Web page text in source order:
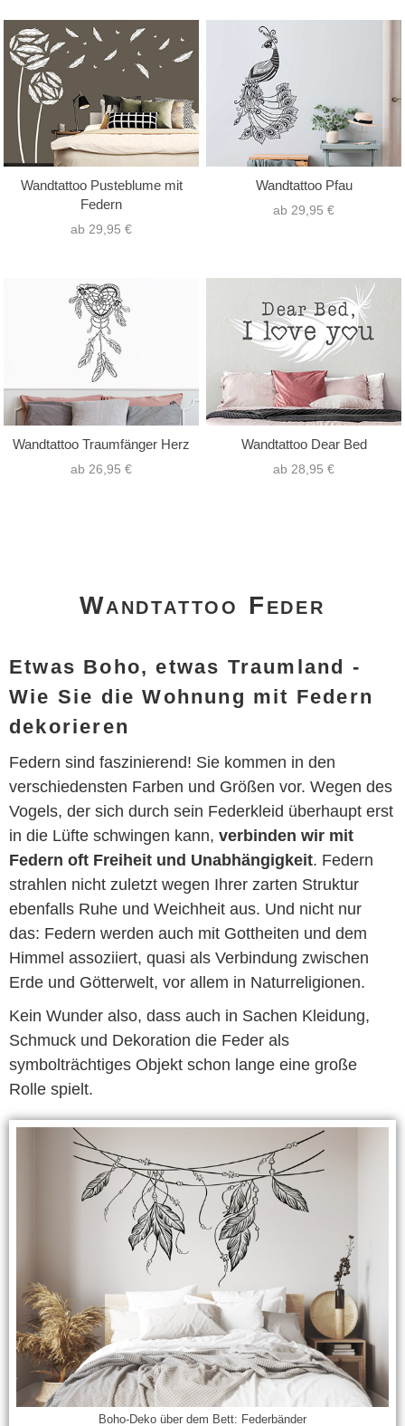
Wandtattoo Feder
Etwas Boho, etwas Traumland -
Wie Sie die Wohnung mit Federn
dekorieren
Federn sind faszinierend! Sie kommen in den
verschiedensten Farben und Größen vor. Wegen des
Vogels, der sich durch sein Federkleid überhaupt erst
in die Lüfte schwingen kann, verbinden wir mit
Federn oft Freiheit und Unabhängigkeit. Federn
strahlen nicht zuletzt wegen Ihrer zarten Struktur
ebenfalls Ruhe und Weichheit aus. Und nicht nur
das: Federn werden auch mit Gottheiten und dem
Himmel assoziiert, quasi als Verbindung zwischen
Erde und Götterwelt, vor allem in Naturreligionen.
Kein Wunder also, dass auch in Sachen Kleidung,
Schmuck und Dekoration die Feder als
symbolträchtiges Objekt schon lange eine große
Rolle spielt.
Boho-Deko über dem Bett: Federbänder
Wandtattoo Pusteblume mit
Federn
ab 29,95 €
Wandtattoo Pfau
ab 29,95 €
Wandtattoo Traumfänger Herz
ab 26,95 €
Wandtattoo Dear Bed
ab 28,95 €